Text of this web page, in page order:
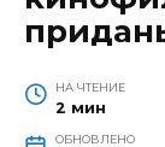
НА ЧТЕНИЕ
2 мин
ОБНОВЛЕНО